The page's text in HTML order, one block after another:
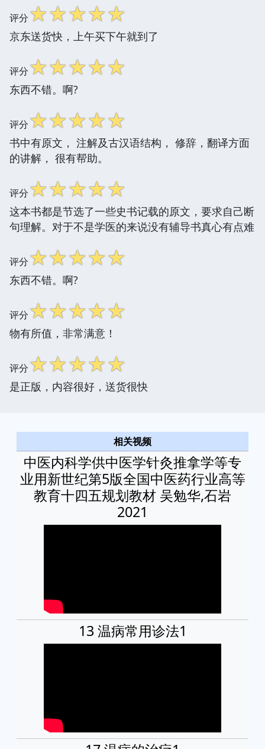
评分☆☆☆☆☆
京东送货快，上午买下午就到了
评分☆☆☆☆☆
东西不错。啊?
评分☆☆☆☆☆
书中有原文， 注解及古汉语结构， 修辞，翻译方面
的讲解， 很有帮助。
评分☆☆☆☆☆
这本书都是节选了一些史书记载的原文，要求自己断
句理解。对于不是学医的来说没有辅导书真心有点难
评分☆☆☆☆☆
东西不错。啊?
评分☆☆☆☆☆
物有所值，非常满意！
评分☆☆☆☆☆
是正版，内容很好，送货很快
相关视频
中医内科学供中医学针灸推拿学等专
业用新世纪第5版全国中医药行业高等
教育十四五规划教材 吴勉华,石岩
2021
13 温病常用诊法1